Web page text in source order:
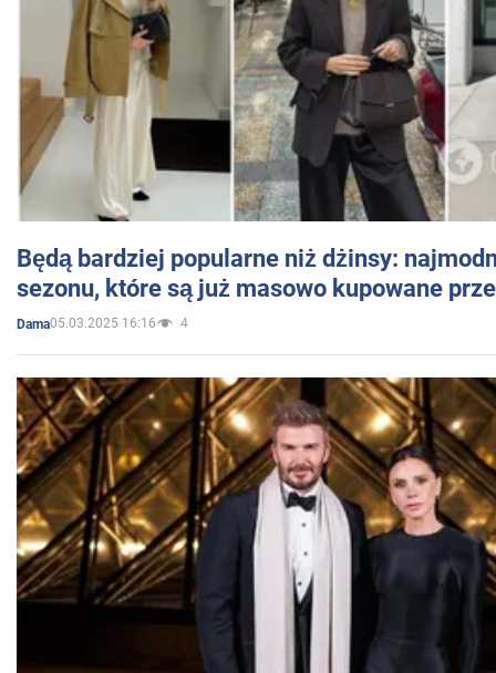
Będą bardziej popularne niż dżinsy:
sezonu, które są już masowo kupowane
Dama05.03.2025 16:16 4